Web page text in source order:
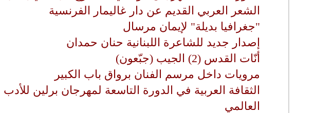
الشعر العربي القديم عن دار غاليمار الفرنسية
"جغرافيا بديلة" لإيمان مرسال
إصدار جديد للشاعرة اللبنانية حنان حمدان
أنّات القدس (2) الجيب (جبّعون)
مرويات داخل مرسم الفنان برواق باب الكبير
الثقافة العربية في الدورة التاسعة لمهرجان برلين للأدب
العالمي